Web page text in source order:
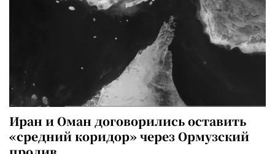
Иран и Оман договорились оставить
«средний коридор» через Ормузский